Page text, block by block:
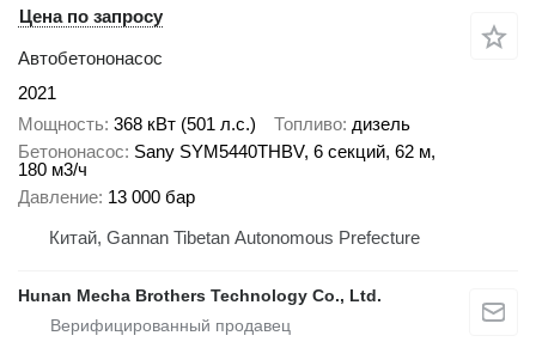
Цена по запросу
Автобетононасос
2021
Мощность 368 кВт (501 л.с.) Топливо дизель
Бетононасос Sany SYM5440THBV, 6 секций, 62 м,
180 м3/ч
Давление 13 000 бар
Китай, Gannan Tibetan Autonomous Prefecture
Hunan Mecha Brothers Technology Co., Ltd.